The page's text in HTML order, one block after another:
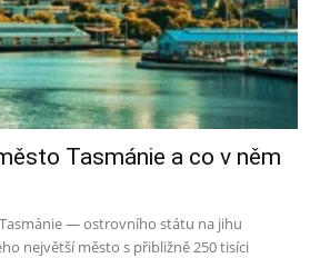
Tasmánie a co v něm
— ostrovního státu na jihu
největší město s přibližně 250 tisíci